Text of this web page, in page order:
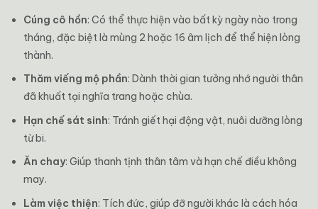
Cúng cô hồn: Có thể thực hiện vào bất kỳ ngày nào trong
tháng, đặc biệt là mùng 2 hoặc 16 âm lịch để thể hiện lòng
thành.
Thăm viếng mộ phần: Dành thời gian tưởng nhớ người thân
đã khuất tại nghĩa trang hoặc chùa.
Hạn chế sát sinh: Tránh giết hại động vật, nuôi dưỡng lòng
từ bi.
Ăn chay: Giúp thanh tịnh thân tâm và hạn chế điều không
may.
Làm việc thiện: Tích đức, giúp đỡ người khác là cách hóa